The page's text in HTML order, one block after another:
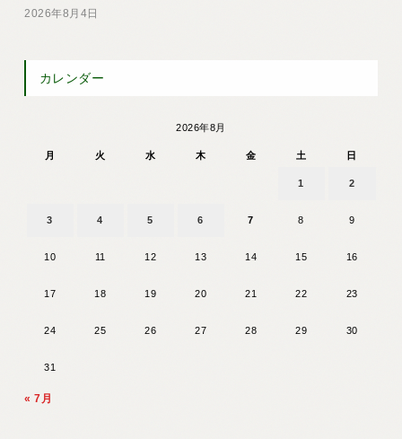
2026年8月4日
カレンダー
2026年8月
月 火 水 木 金 土 日
1 2
3 4 5 6 7 8 9
10 11 12 13 14 15 16
17 18 19 20 21 22 23
24 25 26 27 28 29 30
31
« 7月